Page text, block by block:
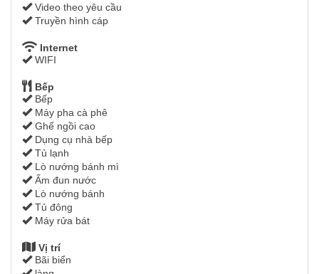
Video theo yêu cầu
Truyền hình cáp
Internet
WIFI
Bếp
Bếp
Máy pha cà phê
Ghế ngồi cao
Dụng cụ nhà bếp
Tủ lạnh
Lò nướng bánh mì
Ấm đun nước
Lò nướng bánh
Tủ đông
Máy rửa bát
Vị trí
Bãi biển